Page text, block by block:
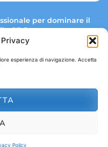
esperienza di navigazione. Accetta
Policy
per dominare il
GDO.
abbonamenti@gdodata.it